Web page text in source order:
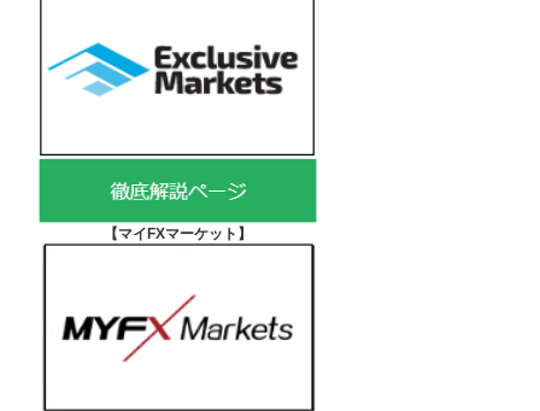
【マイFXマーケット 】